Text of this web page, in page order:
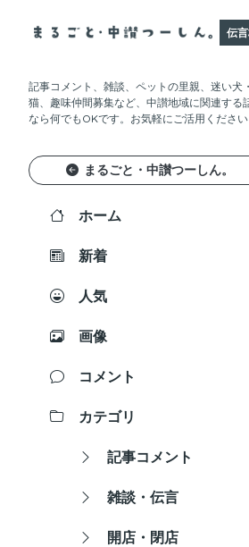
伝
記事コメント、雑談、ペットの里親、迷い犬・
猫、趣味仲間募集など、中讃地域に関連する
なら何でもOKです。お気軽にご活用ください
まるごと・中讃つーしん。
ホーム
新着
人気
画像
コメント
カテゴリ
記事コメント
雑談・伝言
開店・閉店